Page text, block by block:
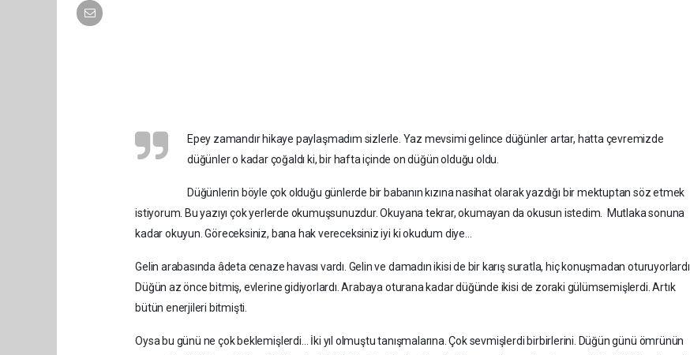
Epey zamandır hikaye paylaşmadım sizlerle. Yaz mevsimi gelince düğünler artar, hatta çevremizde
düğünler o kadar çoğaldı ki, bir hafta içinde on düğün olduğu oldu.
Düğünlerin böyle çok olduğu günlerde bir babanın kızına nasihat olarak yazdığı bir mektuptan söz etmek
istiyorum. Bu yazıyı çok yerlerde okumuşsunuzdur. Okuyana tekrar, okumayan da okusun istedim. Mutlaka sonuna
kadar okuyun. Göreceksiniz, bana hak vereceksiniz iyi ki okudum diye…
Gelin arabasında âdeta cenaze havası vardı. Gelin ve damadın ikisi de bir karış suratla, hiç konuşmadan oturuyorlardı.
Düğün az önce bitmiş, evlerine gidiyorlardı. Arabaya oturana kadar düğünde ikisi de zoraki gülümsemişlerdi. Artık
bütün enerjileri bitmişti.
Oysa bu günü ne çok beklemişlerdi… İki yıl olmuştu tanışmalarına. Çok sevmişlerdi birbirlerini. Düğün günü ömrünün